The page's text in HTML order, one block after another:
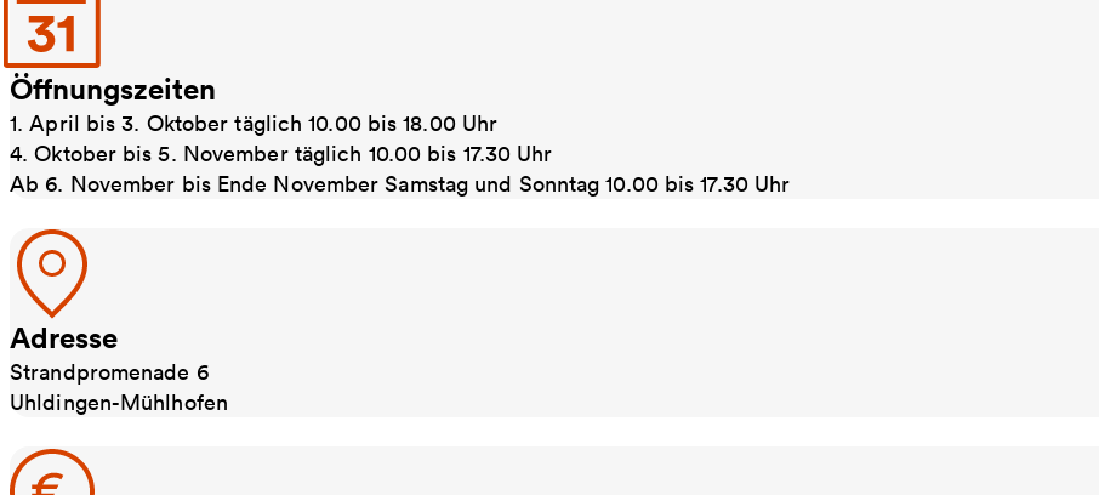
Öffnungszeiten
1. April bis 3. Oktober täglich 10.00 bis 18.00 Uhr
4. Oktober bis 5. November täglich 10.00 bis 17.30 Uhr
Ab 6. November bis Ende November Samstag und Sonntag 10.00 bis 17.30 Uhr
Adresse
Strandpromenade 6
Uhldingen-Mühlhofen